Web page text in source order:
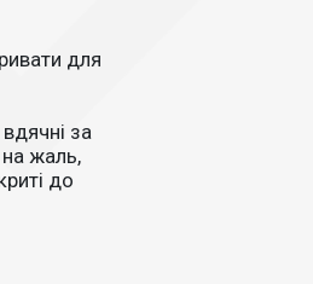
для
за
на жаль,
до